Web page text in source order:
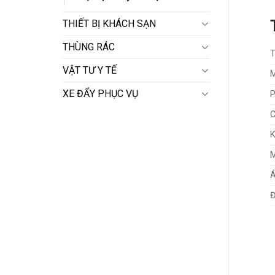
THIẾT BỊ KHÁCH SẠN
THÙNG RÁC
VẬT TƯ Y TẾ
XE ĐẨY PHỤC VỤ